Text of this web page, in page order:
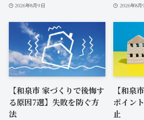
2026年8月9日 2026年8月
【和泉市 家づくりで後悔す
る原因7選】失敗を防ぐ方
法
【和泉
ポイン
止